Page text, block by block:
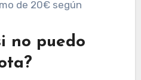
de 20€ según
no puedo